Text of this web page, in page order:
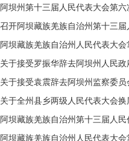
阿坝州第十三届人民代表大会第
关于接受罗振华辞去阿坝州人民政
关于接受袁震辞去阿坝州监察委员